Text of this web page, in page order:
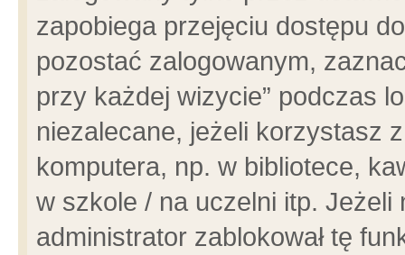
zapobiega przejęciu dostępu
pozostać zalogowanym,
przy każdej wizycie” podczas
niezalecane, jeżeli korzystasz
komputera, np. w bibliotece,
w szkole / na uczelni itp.
administrator zablokował tę